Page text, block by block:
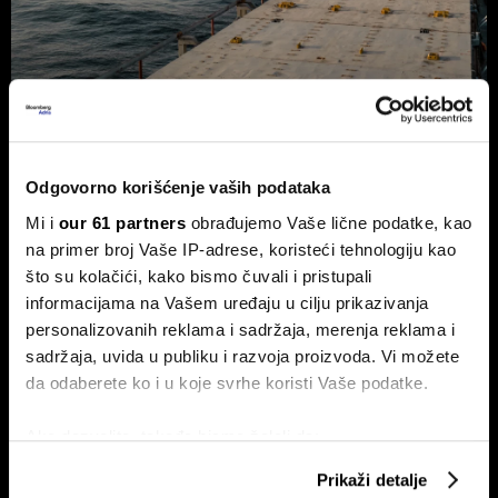
Odgovorno korišćenje vaših podataka
Mi i our 61 partners obrađujemo Vaše lične podatke, kao
na primer broj Vaše IP-adrese, koristeći tehnologiju kao
što su kolačići, kako bismo čuvali i pristupali
informacijama na Vašem uređaju u cilju prikazivanja
personalizovanih reklama i sadržaja, merenja reklama i
sadržaja, uvida u publiku i razvoja proizvoda. Vi možete
da odaberete ko i u koje svrhe koristi Vaše podatke.
Ako dozvolite, takođe bismo želeli da:
Prikaži detalje
Trump odustao od naknade od 20
moreuz
Predsednik SAD Donald Trump odustao je od plana da
uvede naknadu od 20 odsto na teret koji prolazi kroz
Ormuski moreuz, nakon što su saveznici Vašingtona iz
zemalja Persijskog zaliva zatražili da odustane od toga.